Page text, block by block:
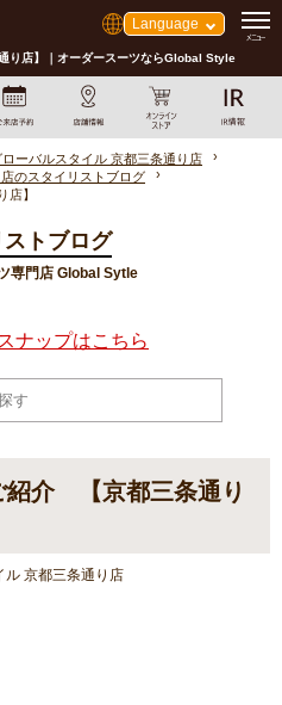
Language
り店】｜オーダースーツならGlobal Style
ーバルスタイル 京都三条通り店
のスタイリストブログ
】
トブログ
専門店 Global Sytle
ナップはこちら
紹介 【京都三条通り
京都三条通り店